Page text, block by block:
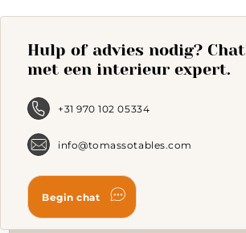
Hulp of advies nodig? Chat
met een interieur expert.
+31 970 102 05334
info@tomassotables.com